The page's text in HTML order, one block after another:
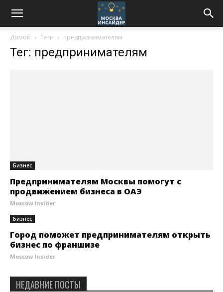
Домой Теги предпринимателям
Тег: предпринимателям
Бизнес
Предпринимателям Москвы помогут с
продвижением бизнеса в ОАЭ
Moscow Insider
Бизнес
Город поможет предпринимателям открыть
бизнес по франшизе
Moscow Insider
НЕДАВНИЕ ПОСТЫ